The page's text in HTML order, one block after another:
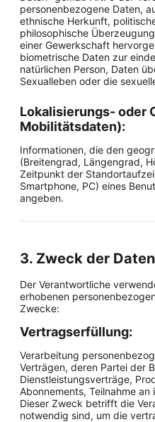
personenbezogene Daten,
ethnische Herkunft,
philosophische
einer Gewerkschaft
biometrische Daten zur
natürlichen Person, Daten
Sexualleben oder die
Lokalisierungs- oder
Mobilitätsdaten):
Informationen, die den
(Breitengrad, Längengrad,
Zeitpunkt der
Smartphone, PC) eines
angeben.
3. Zweck der
Der Verantwortliche
erhobenen
Zwecke:
Vertragserfüllung:
Verarbeitung
Verträgen, deren Partei der
Dienstleistungsverträge,
Abonnements, Teilnahme
Dieser Zweck betrifft die
notwendig sind, um die